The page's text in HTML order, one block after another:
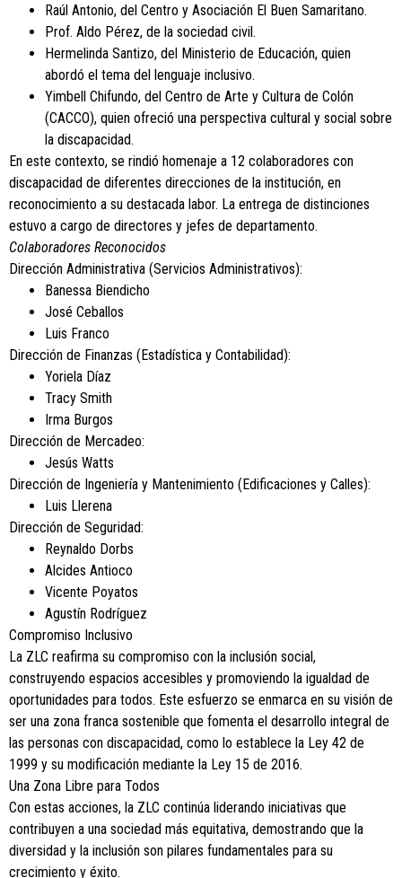
Raúl Antonio, del Centro y Asociación El Buen Samaritano.
Prof. Aldo Pérez, de la sociedad civil.
Hermelinda Santizo, del Ministerio de Educación, quien
abordó el tema del lenguaje inclusivo.
Yimbell Chifundo, del Centro de Arte y Cultura de Colón
(CACCO), quien ofreció una perspectiva cultural y social sobre
la discapacidad.
En este contexto, se rindió homenaje a 12 colaboradores con
discapacidad de diferentes direcciones de la institución, en
reconocimiento a su destacada labor. La entrega de distinciones
estuvo a cargo de directores y jefes de departamento.
Colaboradores Reconocidos
Dirección Administrativa (Servicios Administrativos):
Banessa Biendicho
José Ceballos
Luis Franco
Dirección de Finanzas (Estadística y Contabilidad):
Yoriela Díaz
Tracy Smith
Irma Burgos
Dirección de Mercadeo:
Jesús Watts
Dirección de Ingeniería y Mantenimiento (Edificaciones y Calles):
Luis Llerena
Dirección de Seguridad:
Reynaldo Dorbs
Alcides Antioco
Vicente Poyatos
Agustín Rodríguez
Compromiso Inclusivo
La ZLC reafirma su compromiso con la inclusión social,
construyendo espacios accesibles y promoviendo la igualdad de
oportunidades para todos. Este esfuerzo se enmarca en su visión de
ser una zona franca sostenible que fomenta el desarrollo integral de
las personas con discapacidad, como lo establece la Ley 42 de
1999 y su modificación mediante la Ley 15 de 2016.
Una Zona Libre para Todos
Con estas acciones, la ZLC continúa liderando iniciativas que
contribuyen a una sociedad más equitativa, demostrando que la
diversidad y la inclusión son pilares fundamentales para su
crecimiento y éxito.